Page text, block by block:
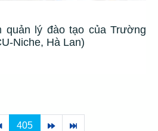
quản lý đào tạo của Trường
Niche, Hà Lan)
405